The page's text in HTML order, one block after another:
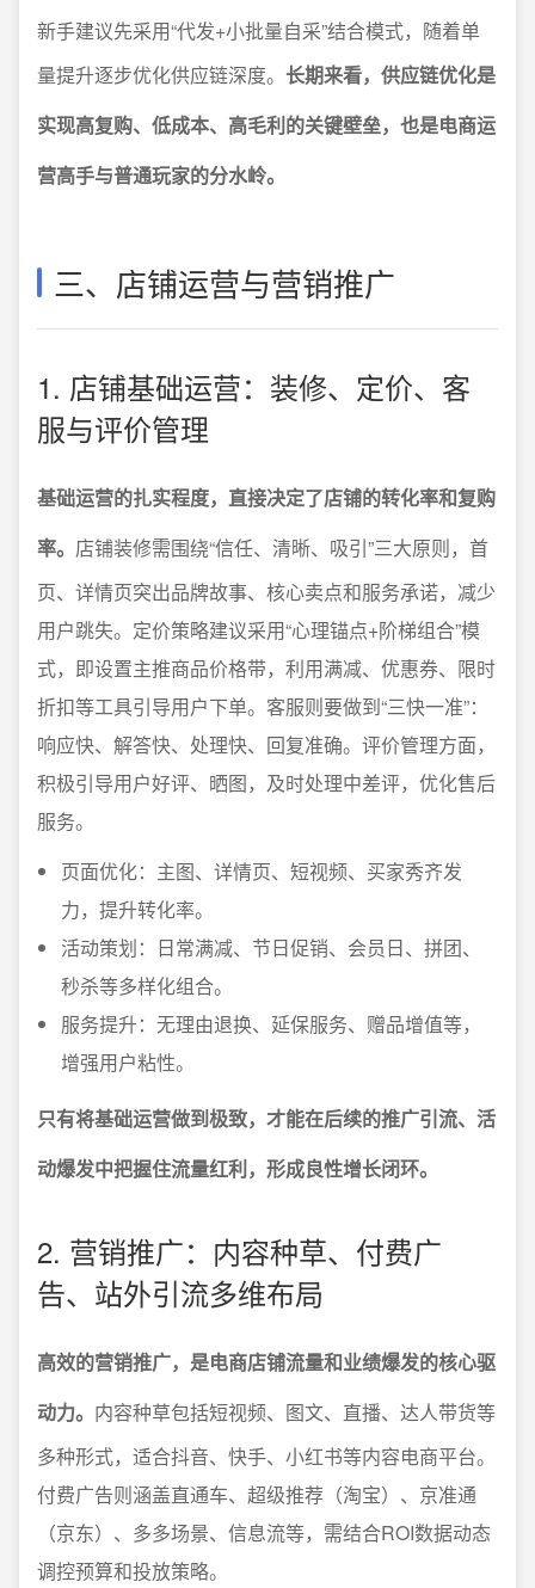
新手建议先采用“代发+小批量自采”结合模式，随着单
量提升逐步优化供应链深度。 长期来看，供应链优化是
实现高复购、低成本、高毛利的关键壁垒，也是电商运
营高手与普通玩家的分水岭。
三、店铺运营与营销推广
1. 店铺基础运营：装修、定价、客
服与评价管理
基础运营的扎实程度，直接决定了店铺的转化率和复购
率。 店铺装修需围绕“信任、清晰、吸引”三大原则，首
页、详情页突出品牌故事、核心卖点和服务承诺，减少
用户跳失。定价策略建议采用“心理锚点+阶梯组合”模
式，即设置主推商品价格带，利用满减、优惠券、限时
折扣等工具引导用户下单。客服则要做到“三快一准”：
响应快、解答快、处理快、回复准确。评价管理方面，
积极引导用户好评、晒图，及时处理中差评，优化售后
服务。
页面优化：主图、详情页、短视频、买家秀齐发
力，提升转化率。
活动策划：日常满减、节日促销、会员日、拼团、
秒杀等多样化组合。
服务提升：无理由退换、延保服务、赠品增值等，
增强用户粘性。
只有将基础运营做到极致，才能在后续的推广引流、活
动爆发中把握住流量红利，形成良性增长闭环。
2. 营销推广：内容种草、付费广
告、站外引流多维布局
高效的营销推广，是电商店铺流量和业绩爆发的核心驱
动力。 内容种草包括短视频、图文、直播、达人带货等
多种形式，适合抖音、快手、小红书等内容电商平台。
付费广告则涵盖直通车、超级推荐（淘宝）、京准通
（京东）、多多场景、信息流等，需结合ROI数据动态
调控预算和投放策略。